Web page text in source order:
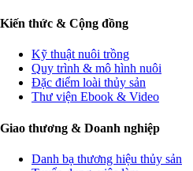
Kiến thức & Cộng đồng
Kỹ thuật nuôi trồng
Quy trình & mô hình nuôi
Đặc điểm loài thủy sản
Thư viện Ebook & Video
Giao thương & Doanh nghiệp
Danh bạ thương hiệu thủy sản